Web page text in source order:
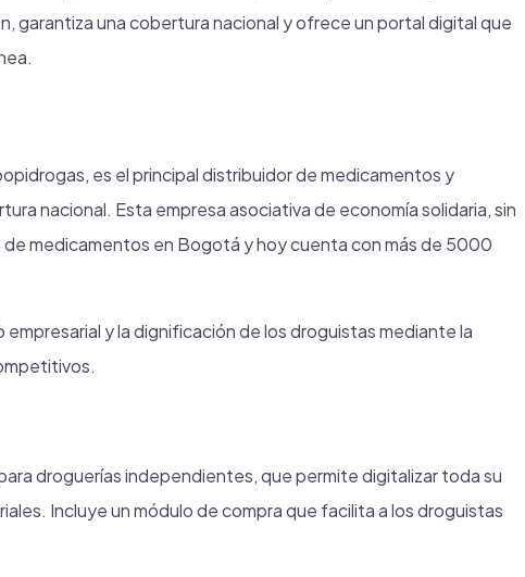
garantiza una cobertura nacional y ofrece un portal digital que
es el principal distribuidor de medicamentos y
nacional. Esta empresa asociativa de economía solidaria, sin
medicamentos en Bogotá y hoy cuenta con más de 5000
y la dignificación de los droguistas mediante la
droguerías independientes, que permite digitalizar toda su
Incluye un módulo de compra que facilita a los droguistas